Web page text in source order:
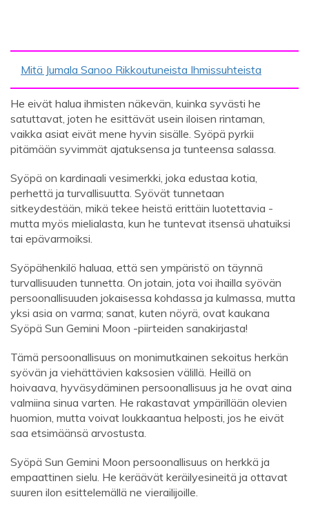
Mitä Jumala Sanoo Rikkoutuneista Ihmissuhteista
He eivät halua ihmisten näkevän, kuinka syvästi he
satuttavat, joten he esittävät usein iloisen rintaman,
vaikka asiat eivät mene hyvin sisälle. Syöpä pyrkii
pitämään syvimmät ajatuksensa ja tunteensa salassa.
Syöpä on kardinaali vesimerkki, joka edustaa kotia,
perhettä ja turvallisuutta. Syövät tunnetaan
sitkeydestään, mikä tekee heistä erittäin luotettavia -
mutta myös mielialasta, kun he tuntevat itsensä uhatuiksi
tai epävarmoiksi.
Syöpähenkilö haluaa, että sen ympäristö on täynnä
turvallisuuden tunnetta. On jotain, jota voi ihailla syövän
persoonallisuuden jokaisessa kohdassa ja kulmassa, mutta
yksi asia on varma; sanat, kuten nöyrä, ovat kaukana
Syöpä Sun Gemini Moon -piirteiden sanakirjasta!
Tämä persoonallisuus on monimutkainen sekoitus herkän
syövän ja viehättävien kaksosien välillä. Heillä on
hoivaava, hyväsydäminen persoonallisuus ja he ovat aina
valmiina sinua varten. He rakastavat ympärillään olevien
huomion, mutta voivat loukkaantua helposti, jos he eivät
saa etsimäänsä arvostusta.
Syöpä Sun Gemini Moon persoonallisuus on herkkä ja
empaattinen sielu. He keräävät keräilyesineitä ja ottavat
suuren ilon esittelemällä ne vierailijoille.